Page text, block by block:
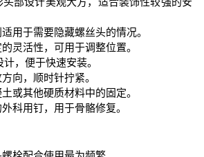
用于需要隐藏螺丝头的情况。
灵活性，可用于调整位置。
，便于快速安装。
向，顺时针拧紧。
或其他硬质材料中的固定。
科用钉，用于骨骼修复。